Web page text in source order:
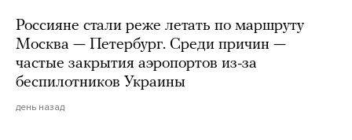
Россияне стали реже летать по маршруту
Москва — Петербург. Среди причин —
частые закрытия аэропортов из-за
беспилотников Украины
день назад